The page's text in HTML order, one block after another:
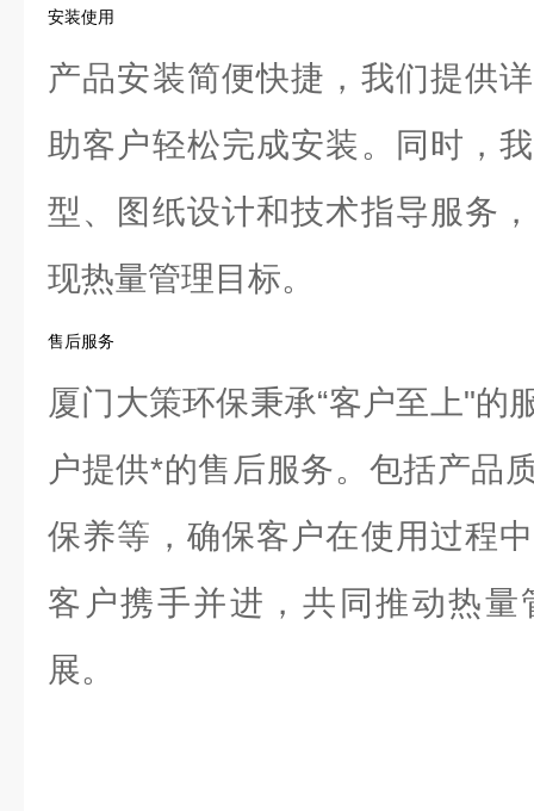
安装使用
产品安装简便快捷，我们提供
助客户轻松完成安装。同时，
型、图纸设计和技术指导服务
现热量管理目标。
售后服务
厦门大策环保秉承“客户至上"的
户提供*的售后服务。包括产品
保养等，确保客户在使用过程
客户携手并进，共同推动热
展。